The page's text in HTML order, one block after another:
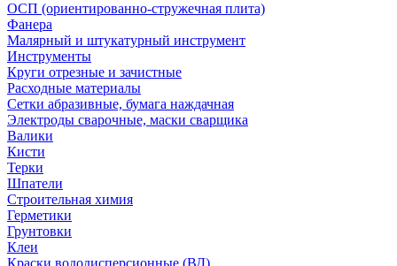
ОСП (ориентированно-стружечная плита)
Фанера
Малярный и штукатурный инструмент
Инструменты
Круги отрезные и зачистные
Расходные материалы
Сетки абразивные, бумага наждачная
Электроды сварочные, маски сварщика
Валики
Кисти
Терки
Шпатели
Строительная химия
Герметики
Грунтовки
Клеи
Краски вододисперсионные (ВД)